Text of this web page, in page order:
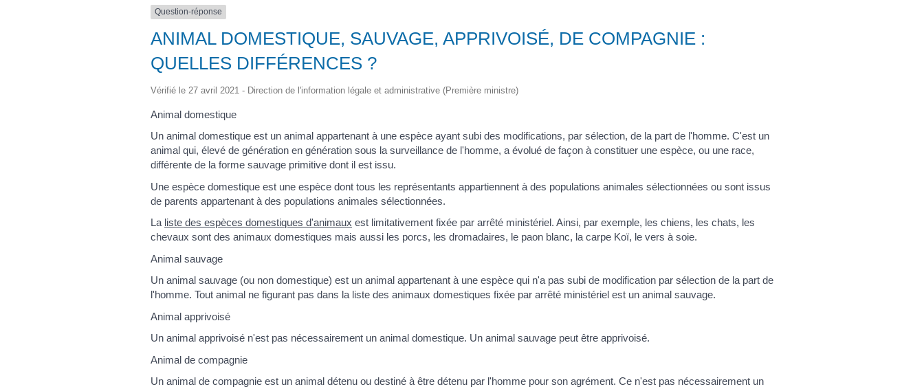
Question-réponse
ANIMAL DOMESTIQUE, SAUVAGE, APPRIVOISÉ, DE COMPAGNIE :
QUELLES DIFFÉRENCES ?
Vérifié le 27 avril 2021 - Direction de l'information légale et administrative (Première ministre)
Animal domestique
Un animal domestique est un animal appartenant à une espèce ayant subi des modifications, par sélection, de la part de l'homme. C'est un
animal qui, élevé de génération en génération sous la surveillance de l'homme, a évolué de façon à constituer une espèce, ou une race,
différente de la forme sauvage primitive dont il est issu.
Une espèce domestique est une espèce dont tous les représentants appartiennent à des populations animales sélectionnées ou sont issus
de parents appartenant à des populations animales sélectionnées.
La liste des espèces domestiques d'animaux est limitativement fixée par arrêté ministériel. Ainsi, par exemple, les chiens, les chats, les
chevaux sont des animaux domestiques mais aussi les porcs, les dromadaires, le paon blanc, la carpe Koï, le vers à soie.
Animal sauvage
Un animal sauvage (ou non domestique) est un animal appartenant à une espèce qui n'a pas subi de modification par sélection de la part de
l'homme. Tout animal ne figurant pas dans la liste des animaux domestiques fixée par arrêté ministériel est un animal sauvage.
Animal apprivoisé
Un animal apprivoisé n'est pas nécessairement un animal domestique. Un animal sauvage peut être apprivoisé.
Animal de compagnie
Un animal de compagnie est un animal détenu ou destiné à être détenu par l'homme pour son agrément. Ce n'est pas nécessairement un